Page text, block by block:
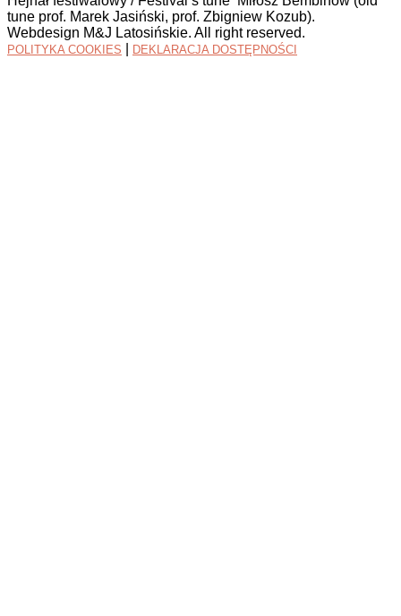
tune prof. Marek Jasiński, prof. Zbigniew Kozub).
Webdesign M&J Latosińskie. All right reserved.
POLITYKA COOKIES DEKLARACJA DOSTĘPNOŚCI